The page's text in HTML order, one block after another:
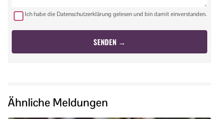
Ich habe die Datenschutzerklärung gelesen und bin damit einverstanden.
Ähnliche Meldungen